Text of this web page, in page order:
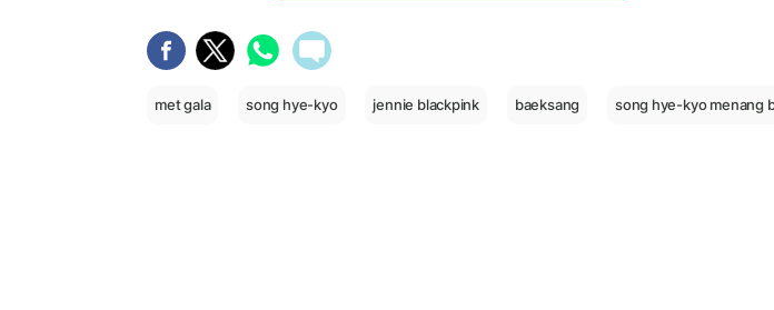
met gala song hye-kyo jennie blackpink baeksang song hye-kyo menang